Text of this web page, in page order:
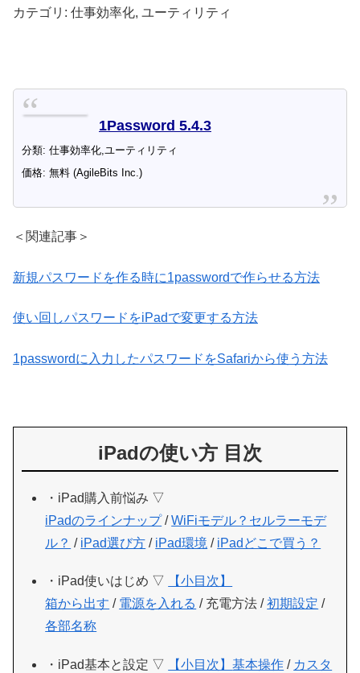
カテゴリ: 仕事効率化, ユーティリティ
1Password 5.4.3
分類: 仕事効率化,ユーティリティ
価格: 無料 (AgileBits Inc.)
＜関連記事＞
新規パスワードを作る時に1passwordで作らせる方法
使い回しパスワードをiPadで変更する方法
1passwordに入力したパスワードをSafariから使う方法
iPadの使い方 目次
・iPad購入前悩み ▽
iPadのラインナップ/WiFiモデル？セルラーモデ
ル？ / iPad選び方 / iPad環境 / iPadどこで買う？
・iPad使いはじめ ▽
【小目次】
箱から出す / 電源を入れる / 充電方法 /初期設定 /
各部名称
・iPad基本と設定 ▽ 【小目次】基本操作 / カスタ